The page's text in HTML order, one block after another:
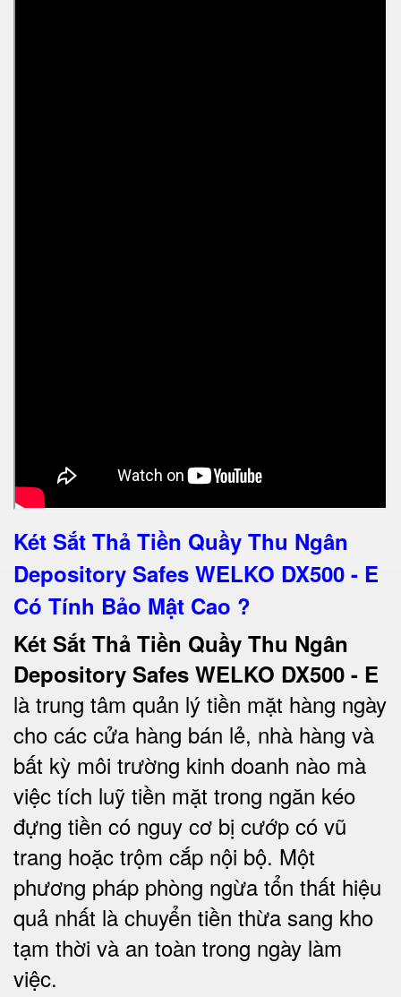
Két Sắt Thả Tiền Quầy Thu Ngân
Depository Safes WELKO DX500 - E
Có Tính Bảo Mật Cao ?
Két Sắt Thả Tiền Quầy Thu Ngân
Depository Safes WELKO DX500 - E
là trung tâm quản lý tiền mặt hàng ngày
cho các cửa hàng bán lẻ, nhà hàng và
bất kỳ môi trường kinh doanh nào mà
việc tích luỹ tiền mặt trong ngăn kéo
đựng tiền có nguy cơ bị cướp có vũ
trang hoặc trộm cắp nội bộ. Một
phương pháp phòng ngừa tổn thất hiệu
quả nhất là chuyển tiền thừa sang kho
tạm thời và an toàn trong ngày làm
việc.